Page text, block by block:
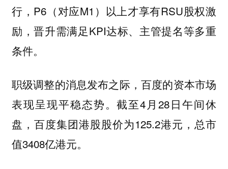
行，P6（对应M1）以上才享有RSU股权激
励，晋升需满足KPI达标、主管提名等多重
条件。
职级调整的消息发布之际，百度的资本市场
表现呈现平稳态势。截至4月28日午间休
盘，百度集团港股股价为125.2港元，总市
值3408亿港元。